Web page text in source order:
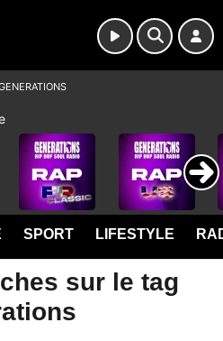
SPORT LIFESTYLE
sur le tag